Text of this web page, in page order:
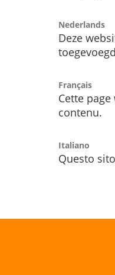
Nederlands
Deze
Français
Cette
contenu.
Italiano
Questo